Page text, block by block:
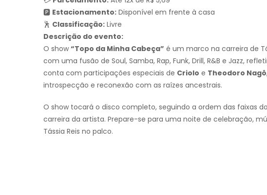
🅿 Estacionamento: Disponível em frente à casa
🕺 Classificação: Livre
Descrição do evento:
O show “Topo da Minha Cabeça” é um marco na carreira de
com uma fusão de Soul, Samba, Rap, Funk, Drill, R&B e Jazz,
conta com participações especiais de Criolo e Theodoro Nagô
introspecção e reconexão com as raízes ancestrais.
O show tocará o disco completo, seguindo a ordem das faixas
carreira da artista. Prepare-se para uma noite de celebração,
Tássia Reis no palco.